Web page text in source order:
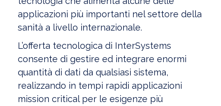
applicazioni più importanti nel settore della
sanità a livello internazionale.
L’offerta tecnologica di InterSystems
consente di gestire ed integrare enormi
quantità di dati da qualsiasi sistema,
realizzando in tempi rapidi applicazioni
mission critical per le esigenze più